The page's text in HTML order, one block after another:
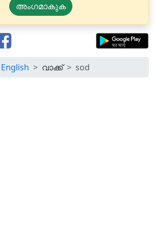
അംഗമാകുക
English വാക്ക് sod